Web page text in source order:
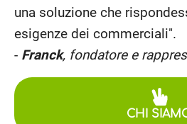
una soluzione che
esigenze dei commerciali".
- Franck, fondatore e
CHI